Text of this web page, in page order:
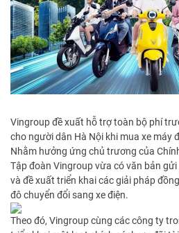
Vingroup đề xuất hỗ trợ toàn bộ phí
cho người dân Hà Nội khi mua xe máy
Nhằm hưởng ứng chủ trương của
Tập đoàn Vingroup vừa có văn bản gửi
và đề xuất triển khai các giải pháp
đô chuyển đổi sang xe điện.
Theo đó, Vingroup cùng các công ty